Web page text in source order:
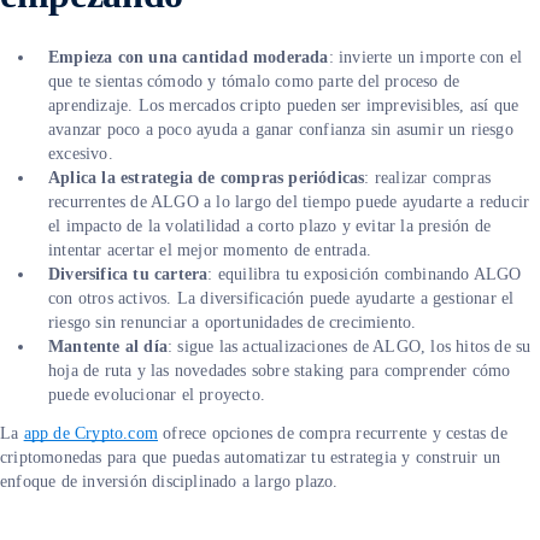
Empieza con una cantidad moderada: invierte un importe con el
que te sientas cómodo y tómalo como parte del proceso de
aprendizaje. Los mercados cripto pueden ser imprevisibles, así que
avanzar poco a poco ayuda a ganar confianza sin asumir un riesgo
excesivo.
Aplica la estrategia de compras periódicas: realizar compras
recurrentes de ALGO a lo largo del tiempo puede ayudarte a reducir
el impacto de la volatilidad a corto plazo y evitar la presión de
intentar acertar el mejor momento de entrada.
Diversifica tu cartera: equilibra tu exposición combinando ALGO
con otros activos. La diversificación puede ayudarte a gestionar el
riesgo sin renunciar a oportunidades de crecimiento.
Mantente al día: sigue las actualizaciones de ALGO, los hitos de su
hoja de ruta y las novedades sobre staking para comprender cómo
puede evolucionar el proyecto.
La app de Crypto.com ofrece opciones de compra recurrente y cestas de
criptomonedas para que puedas automatizar tu estrategia y construir un
enfoque de inversión disciplinado a largo plazo.